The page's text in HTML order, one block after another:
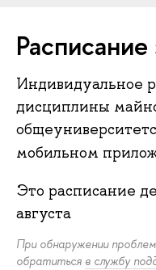
Расписание
Индивидуальное
дисциплины
мобильном
Это расписание
августа
При обнаружении
обратиться в службу